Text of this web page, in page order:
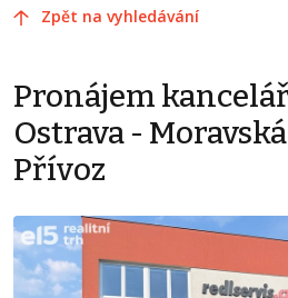
Zpět na vyhledávání
Pronájem
Ostrava -
Přívoz